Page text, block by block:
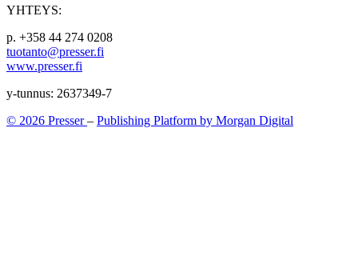
YHTEYS:
p. +358 44 274 0208
tuotanto@presser.fi
www.presser.fi
y-tunnus: 2637349-7
© 2026 Presser– Publishing Platform by Morgan Digital